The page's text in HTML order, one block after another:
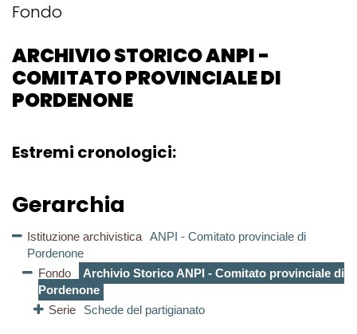
Gerarchia
Istituzione archivistica
ANPI - Comitato provinciale di
Pordenone
Fondo
Archivio Storico ANPI - Comitato provinciale di
Pordenone
Serie
Schede del partigianato
Fondo
ARCHIVIO STORICO ANPI -
COMITATO PROVINCIALE DI
PORDENONE
Estremi cronologici: